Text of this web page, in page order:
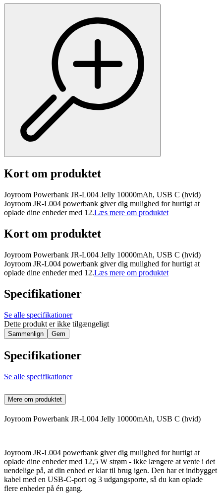
Kort om produktet
Joyroom Powerbank JR-L004 Jelly 10000mAh, USB C (hvid)
Joyroom JR-L004 powerbank giver dig mulighed for hurtigt at
oplade dine enheder med 12.Læs mere om produktet
Kort om produktet
Joyroom Powerbank JR-L004 Jelly 10000mAh, USB C (hvid)
Joyroom JR-L004 powerbank giver dig mulighed for hurtigt at
oplade dine enheder med 12.Læs mere om produktet
Specifikationer
Se alle specifikationer
Dette produkt er ikke tilgængeligt
Sammenlign Gem
Specifikationer
Se alle specifikationer
Mere om produktet
Joyroom Powerbank JR-L004 Jelly 10000mAh, USB C (hvid)
Joyroom JR-L004 powerbank giver dig mulighed for hurtigt at
oplade dine enheder med 12,5 W strøm - ikke længere at vente i det
uendelige på, at din enhed er klar til brug igen. Den har et indbygget
kabel med en USB-C-port og 3 udgangsporte, så du kan oplade
flere enheder på én gang.